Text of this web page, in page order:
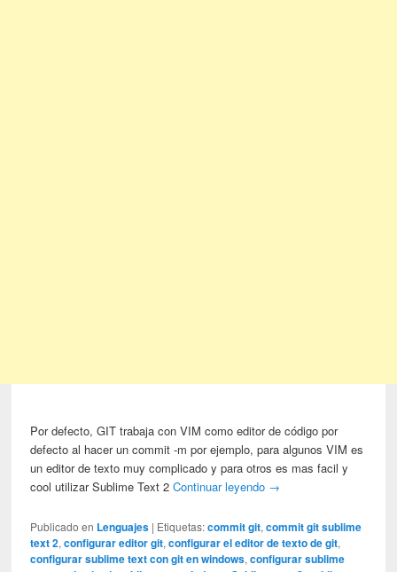
Por defecto, GIT trabaja con VIM como editor de código por
defecto al hacer un commit -m por ejemplo, para algunos VIM es
un editor de texto muy complicado y para otros es mas facil y
cool utilizar Sublime Text 2Continuar leyendo →
Publicado en Lenguajes | Etiquetas: commit git,commit git sublime
text 2,configurar editor git,configurar el editor de texto de git,
configurar sublime text con git en windows,configurar sublime